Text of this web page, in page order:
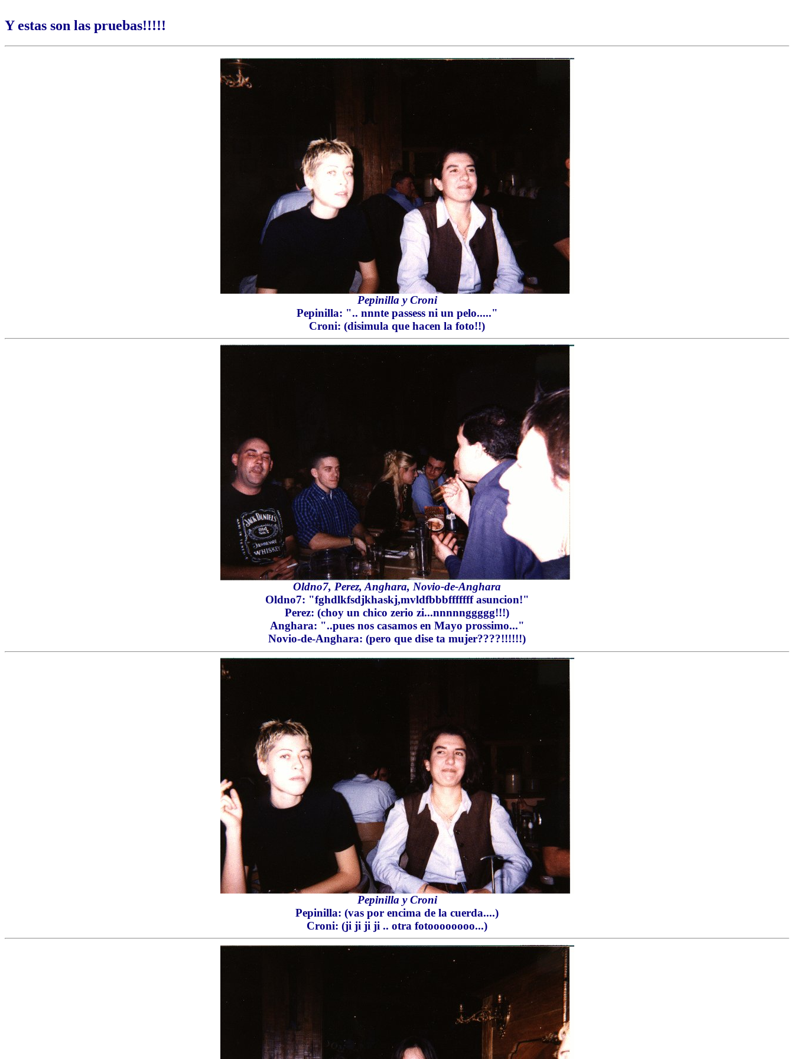
Y estas son las pruebas!!!!!
Pepinilla y Croni
Pepinilla: ".. nnnte passess ni un pelo....."
Croni: (disimula que hacen la foto!!)
Oldno7, Perez, Anghara, Novio-de-Anghara
Oldno7: "fghdlkfsdjkhaskj,mvldfbbbfffffff asuncion!"
Perez: (choy un chico zerio zi...nnnnnggggg!!!)
Anghara: "..pues nos casamos en Mayo prossimo..."
Novio-de-Anghara: (pero que dise ta mujer????!!!!!!)
Pepinilla y Croni
Pepinilla: (vas por encima de la cuerda....)
Croni: (ji ji ji ji .. otra fotoooooooo...)